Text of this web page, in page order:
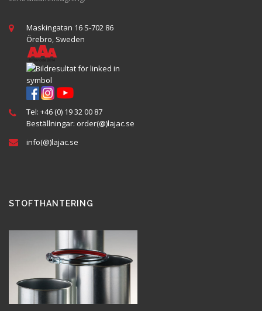
Maskingatan 16 S-702 86
Örebro, Sweden
Tel: +46 (0) 19 32 00 87
Beställningar: order(@)lajac.se
info(@)lajac.se
STOFTHANTERING